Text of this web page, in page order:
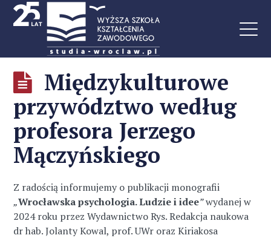
Międzykulturowe
przywództwo według
profesora Jerzego
Mączyńskiego
Z radością informujemy o publikacji monografii
„Wrocławska psychologia. Ludzie i idee”wydanej w
2024 roku przez Wydawnictwo Rys. Redakcja naukowa
dr hab. Jolanty Kowal, prof. UWr oraz Kiriakosa